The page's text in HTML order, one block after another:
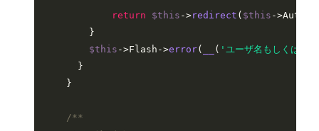
return $this ->redirect ( $this ->Auth->
        }
$this ->Flash->error( ( 'ユーザ名もしくはパ
      }
    }
/**